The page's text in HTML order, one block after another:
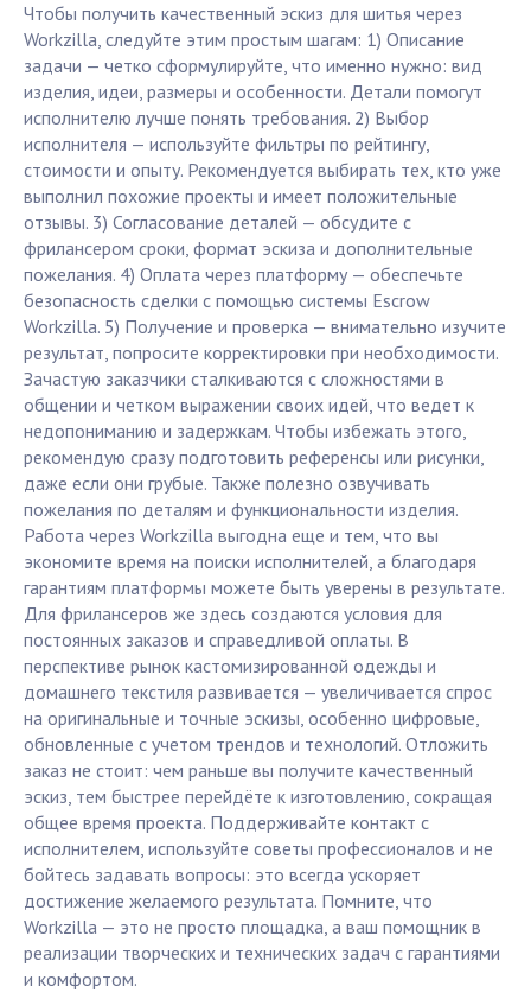
Чтобы получить качественный эскиз для шитья через
Workzilla, следуйте этим простым шагам: 1) Описание
задачи — четко сформулируйте, что именно нужно: вид
изделия, идеи, размеры и особенности. Детали помогут
исполнителю лучше понять требования. 2) Выбор
исполнителя — используйте фильтры по рейтингу,
стоимости и опыту. Рекомендуется выбирать тех, кто уже
выполнил похожие проекты и имеет положительные
отзывы. 3) Согласование деталей — обсудите с
фрилансером сроки, формат эскиза и дополнительные
пожелания. 4) Оплата через платформу — обеспечьте
безопасность сделки с помощью системы Escrow
Workzilla. 5) Получение и проверка — внимательно изучите
результат, попросите корректировки при необходимости.
Зачастую заказчики сталкиваются с сложностями в
общении и четком выражении своих идей, что ведет к
недопониманию и задержкам. Чтобы избежать этого,
рекомендую сразу подготовить референсы или рисунки,
даже если они грубые. Также полезно озвучивать
пожелания по деталям и функциональности изделия.
Работа через Workzilla выгодна еще и тем, что вы
экономите время на поиски исполнителей, а благодаря
гарантиям платформы можете быть уверены в результате.
Для фрилансеров же здесь создаются условия для
постоянных заказов и справедливой оплаты. В
перспективе рынок кастомизированной одежды и
домашнего текстиля развивается — увеличивается спрос
на оригинальные и точные эскизы, особенно цифровые,
обновленные с учетом трендов и технологий. Отложить
заказ не стоит: чем раньше вы получите качественный
эскиз, тем быстрее перейдёте к изготовлению, сокращая
общее время проекта. Поддерживайте контакт с
исполнителем, используйте советы профессионалов и не
бойтесь задавать вопросы: это всегда ускоряет
достижение желаемого результата. Помните, что
Workzilla — это не просто площадка, а ваш помощник в
реализации творческих и технических задач с гарантиями
и комфортом.